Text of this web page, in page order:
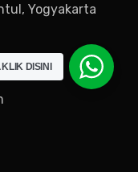
Yogyakarta
KLIK DISINI